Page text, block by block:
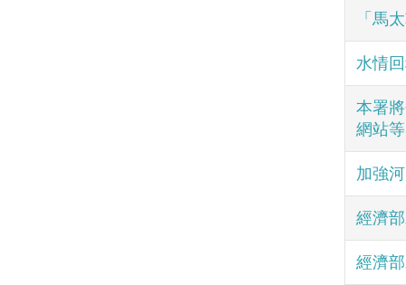
「馬
水情
本署
網站
加強
經濟
經濟